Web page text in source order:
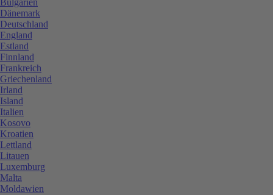
Dänemark
Deutschland
England
Estland
Finnland
Frankreich
Griechenland
Irland
Island
Italien
Kosovo
Kroatien
Lettland
Litauen
Luxemburg
Malta
Moldawien